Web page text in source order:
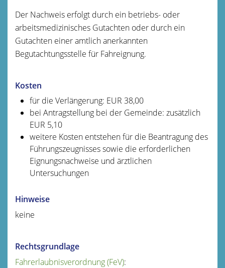
Der Nachweis erfolgt durch ein betriebs- oder
arbeitsmedizinisches Gutachten oder durch ein
Gutachten einer amtlich anerkannten
Begutachtungsstelle für Fahreignung.
Kosten
für die Verlängerung: EUR 38,00
bei Antragstellung bei der Gemeinde: zusätzlich
EUR 5,10
weitere Kosten entstehen für die Beantragung des
Führungszeugnisses sowie die erforderlichen
Eignungsnachweise und ärztlichen
Untersuchungen
Hinweise
keine
Rechtsgrundlage
Fahrerlaubnisverordnung (FeV):